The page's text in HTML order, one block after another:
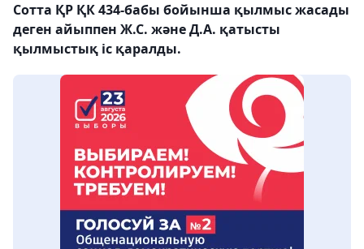
Сотта ҚР ҚК 434-бабы бойынша қылмыс жасады
деген айыппен Ж.С. және Д.А. қатысты
қылмыстық іс қаралды.